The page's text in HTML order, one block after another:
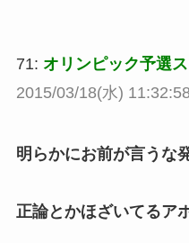
71: オリンピック予選
2015/03/18(水)
明らかにお前が言うな
正論とかほざいてるア